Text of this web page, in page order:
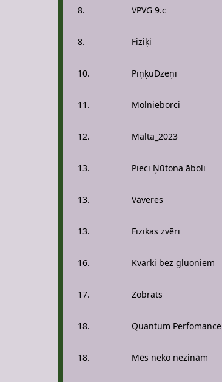
8. VPVG 9.c
8. Fiziķi
10. PiņķuDzeņi
11. Molnieborci
12. Malta_2023
13. Pieci Ņūtona āboli
13. Vāveres
13. Fizikas zvēri
16. Kvarki bez gluoniem
17. Zobrats
18. Quantum Perfomance
18. Mēs neko nezinām